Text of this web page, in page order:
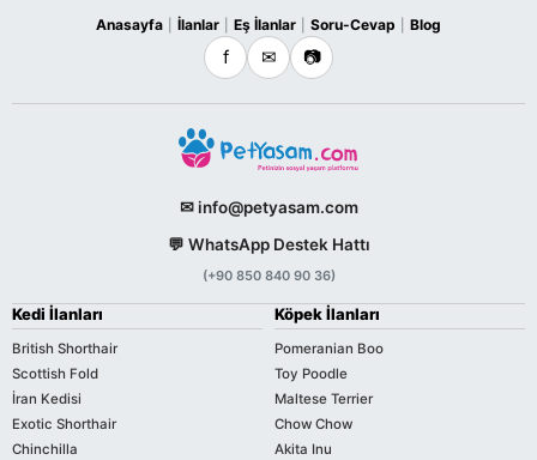
Anasayfa İlanlar Eş İlanlar Soru-Cevap Blog
f ✉ 📷
✉ info@petyasam.com
💬 WhatsApp Destek Hattı
(+90 850 840 90 36)
Kedi İlanları
British Shorthair
Scottish Fold
İran Kedisi
Exotic Shorthair
Chinchilla
Köpek İlanları
Pomeranian Boo
Toy Poodle
Maltese Terrier
Chow Chow
Akita Inu